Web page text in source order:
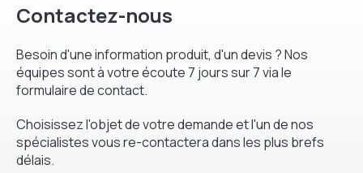
Contactez-nous
Besoin d'une information produit, d'un devis ? Nos
équipes sont à votre écoute 7 jours sur 7 via le
formulaire de contact.
Choisissez l'objet de votre demande et l'un de nos
spécialistes vous re-contactera dans les plus brefs
délais.